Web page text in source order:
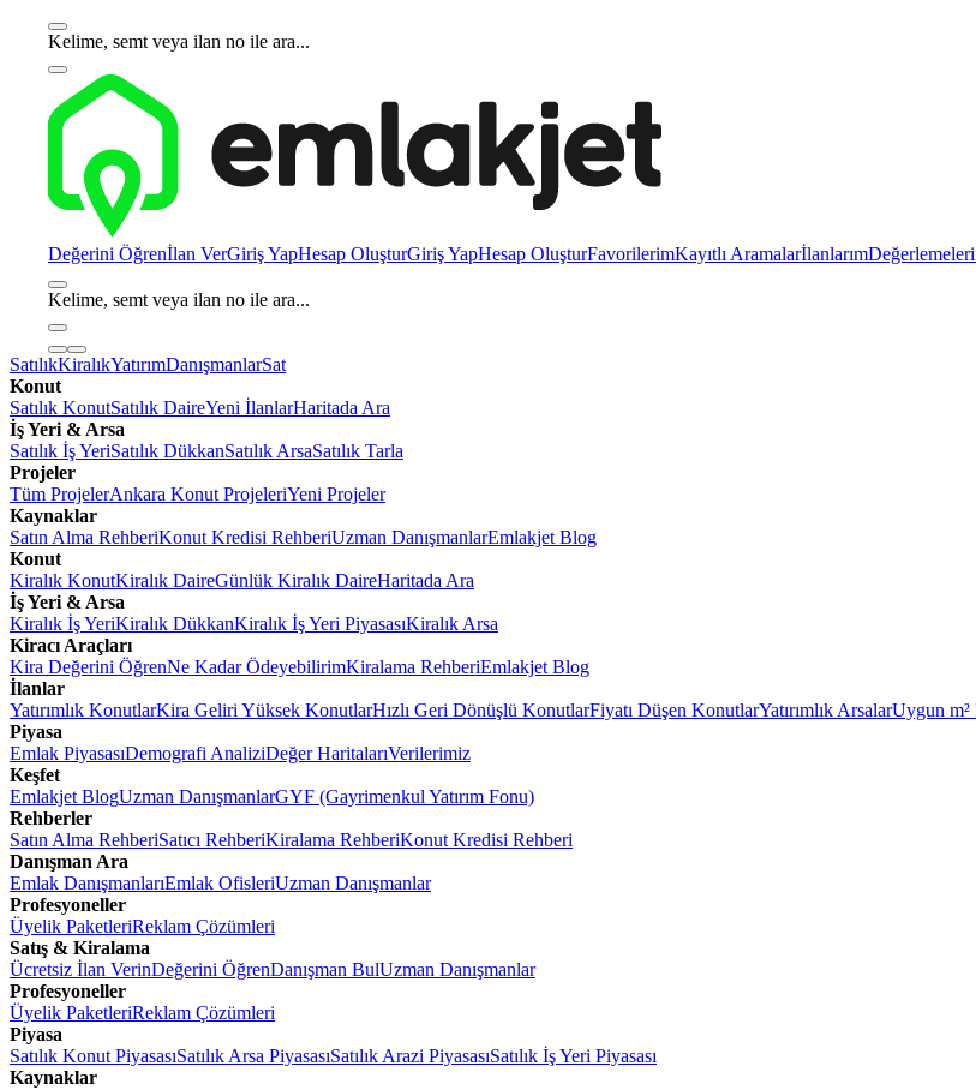
Kelime, semt veya ilan no ile ara...
Değerini Öğrenİlan VerGiriş YapHesap OluşturGiriş YapHesap OluşturFavorilerimKayıtlı Aramalarİlanlarım
Kelime, semt veya ilan no ile ara...
SatılıkKiralıkYatırımDanışmanlarSat
Konut
Satılık KonutSatılık DaireYeni İlanlarHaritada Ara
İş Yeri & Arsa
Satılık İş YeriSatılık DükkanSatılık ArsaSatılık Tarla
Projeler
Tüm ProjelerAnkara Konut ProjeleriYeni Projeler
Kaynaklar
Satın Alma RehberiKonut Kredisi RehberiUzman DanışmanlarEmlakjet Blog
Konut
Kiralık KonutKiralık DaireGünlük Kiralık DaireHaritada Ara
İş Yeri & Arsa
Kiralık İş YeriKiralık DükkanKiralık İş Yeri PiyasasıKiralık Arsa
Kiracı Araçları
Kira Değerini ÖğrenNe Kadar ÖdeyebilirimKiralama RehberiEmlakjet Blog
İlanlar
Yatırımlık KonutlarKira Geliri Yüksek KonutlarHızlı Geri Dönüşlü KonutlarFiyatı Düşen KonutlarYatırımlık ArsalarUygun m²
Piyasa
Emlak PiyasasıDemografi AnaliziDeğer HaritalarıVerilerimiz
Keşfet
Emlakjet BlogUzman DanışmanlarGYF (Gayrimenkul Yatırım Fonu)
Rehberler
Satın Alma RehberiSatıcı RehberiKiralama RehberiKonut Kredisi Rehberi
Danışman Ara
Emlak DanışmanlarıEmlak OfisleriUzman Danışmanlar
Profesyoneller
Üyelik PaketleriReklam Çözümleri
Satış & Kiralama
Ücretsiz İlan VerinDeğerini ÖğrenDanışman BulUzman Danışmanlar
Profesyoneller
Üyelik PaketleriReklam Çözümleri
Piyasa
Satılık Konut PiyasasıSatılık Arsa PiyasasıSatılık Arazi PiyasasıSatılık İş Yeri Piyasası
Kaynaklar